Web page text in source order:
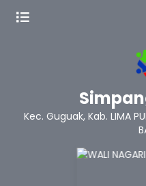
Kec. Guguak, Kab. LIMA